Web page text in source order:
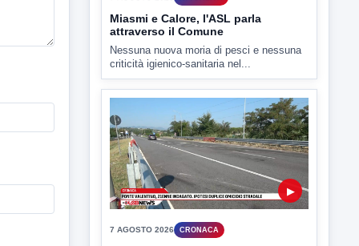
▶
7 AGOSTO 2026 CRONACA
Malore o aggressione? Sarà
l'autopsia a chiarire il giallo di Villa
Adriana
Sarà affidato con ogni probabilità all'inizio